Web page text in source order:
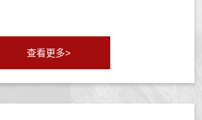
查看更多>